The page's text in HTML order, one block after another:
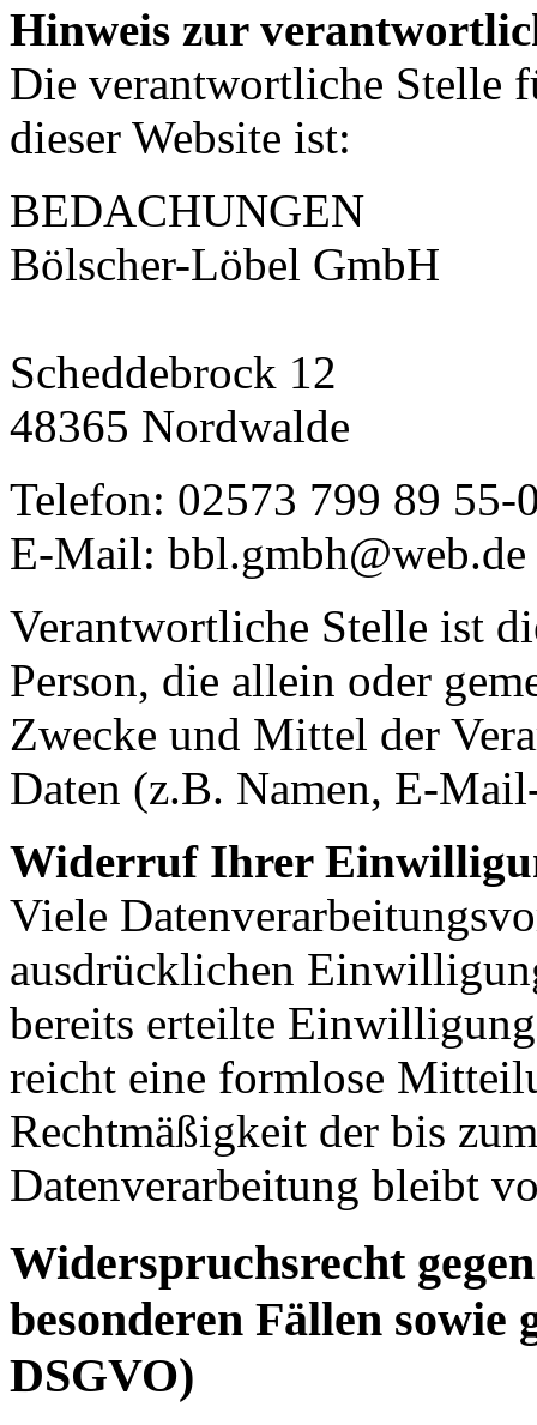
Hinweis zur
Die verantwortliche Stelle
dieser Website ist:
BEDACHUNGEN
Bölscher-Löbel GmbH
Scheddebrock 12
48365 Nordwalde
Telefon: 02573 799 89 55-
E-Mail: bbl.gmbh@web.de
Verantwortliche Stelle ist
Person, die allein oder
Zwecke und Mittel der
Daten (z.B. Namen, E-
Widerruf Ihrer
Viele
ausdrücklichen
bereits erteilte
reicht eine formlose
Rechtmäßigkeit der bis
Datenverarbeitung bleibt
Widerspruchsrecht
besonderen Fällen
DSGVO)